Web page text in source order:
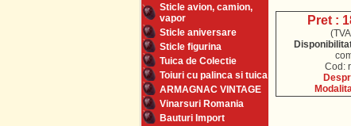
Sticle avion, camion,
vapor
Sticle aniversare
Sticle figurina
Tuica de Colectie
Toiuri cu palinca si tuica
ARMAGNAC VINTAGE
Vinarsuri Romania
Bauturi Import
Pret :
Cod: